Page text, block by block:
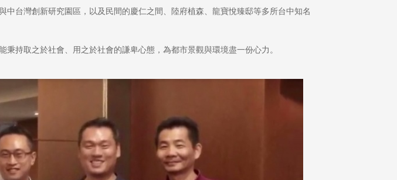
台灣創新研究園區，以及民間的慶仁之間、陸府植森、龍寶悅臻邸等多所台中知名
持取之於社會、用之於社會的謙卑心態，為都市景觀與環境盡一份心力。